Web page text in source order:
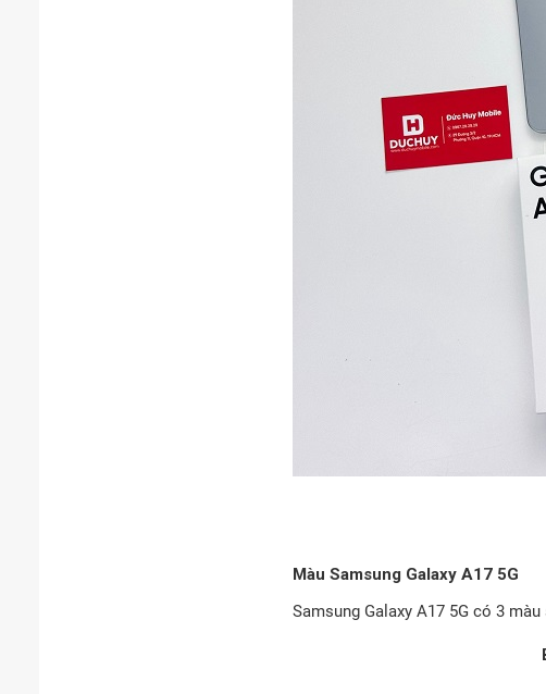
Màu Samsung Galaxy A17 5G
Samsung Galaxy A17 5G có 3